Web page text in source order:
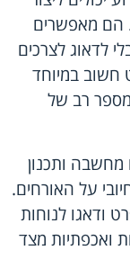
הם מאפשרים
לדאוג לצרכים
חשוב במיוחד
מספר רב של
מחשבה ותכנון
על האורחים.
ודאגו לנוחות
ואכפתיות מצד